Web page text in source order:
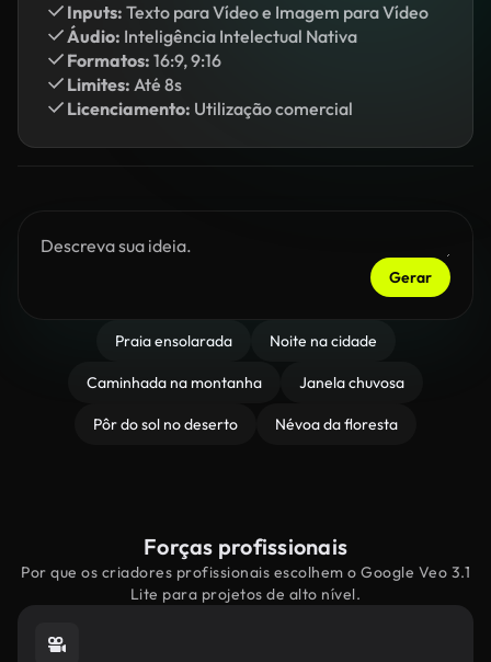
Inputs: Texto para Vídeo e Imagem para Vídeo
Áudio: Inteligência Intelectual Nativa
Formatos: 16:9, 9:16
Limites: Até 8s
Licenciamento: Utilização comercial
Gerar
Praia ensolarada Noite na cidade
Caminhada na montanha Janela chuvosa
Pôr do sol no deserto Névoa da floresta
Forças profissionais
Por que os criadores profissionais escolhem o Google Veo 3.1
Lite para projetos de alto nível.